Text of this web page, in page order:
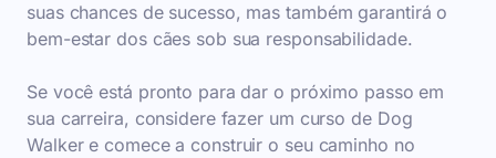
suas chances de sucesso, mas também garantirá o
bem-estar dos cães sob sua responsabilidade.
Se você está pronto para dar o próximo passo em
sua carreira, considere fazer um curso de Dog
Walker e comece a construir o seu caminho no